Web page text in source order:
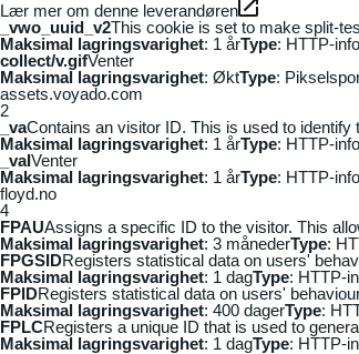
Lær mer om denne leverandøren
_vwo_uuid_v2This cookie is set to make split-
Maksimal lagringsvarighet: 1 årType: HTTP-
collect/v.gifVenter
Maksimal lagringsvarighet: ØktType:
assets.voyado.com
2
_vaContains an visitor ID. This is used to
Maksimal lagringsvarighet: 1 årType: HTTP-
_vaIVenter
Maksimal lagringsvarighet: 1 årType: HTTP-
floyd.no
4
FPAUAssigns a specific ID to the visitor. This
Maksimal lagringsvarighet: 3 månederType:
FPGSIDRegisters statistical data on users'
Maksimal lagringsvarighet: 1 dagType: HTTP-
FPIDRegisters statistical data on users'
Maksimal lagringsvarighet: 400 dagerType:
FPLCRegisters a unique ID that is used to
Maksimal lagringsvarighet: 1 dagType: HTTP-